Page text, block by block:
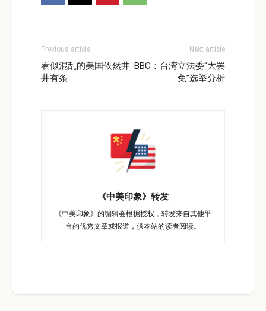
Previous article
看似混乱的美国依然井
井有条
Next article
BBC：台湾立法委“大罢
免”选举分析
《中美印象》转发
《中美印象》的编辑会根据授权，转发来自其他平
台的优秀文章或报道，供本站的读者阅读。